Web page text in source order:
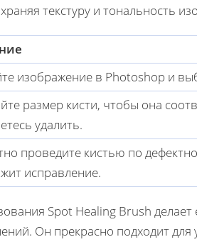
текстуру и тональность
изображение в Photoshop и
размер кисти, чтобы она
удалить.
проведите кистью по
исправление.
Spot Healing Brush
Он прекрасно подходит